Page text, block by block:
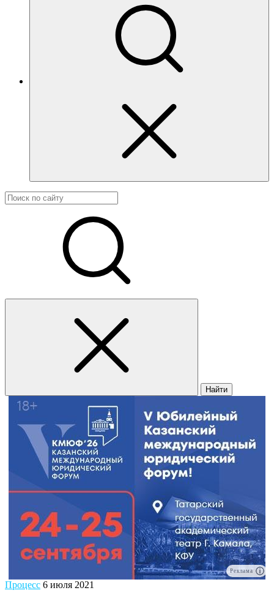
Найти
Реклама
Процесс 6 июля 2021